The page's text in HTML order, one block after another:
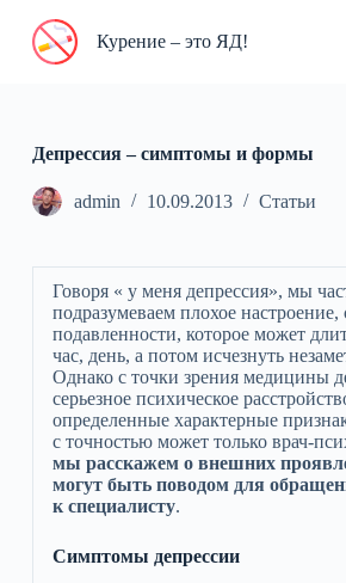
П
Курение – это ЯД!
Депрессия – симптомы и формы
admin 10.09.2013 Статьи
Говоря « у меня депрессия», мы
подразумеваем плохое настроение,
подавленности, которое может
час, день, а потом исчезнуть
Однако с точки зрения медицины
серьезное психическое
определенные характерные
с точностью может только врач-
мы расскажем о внешних
могут быть поводом для
к специалисту.
Симптомы депрессии